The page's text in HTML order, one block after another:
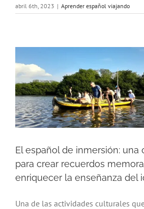
abril 6th, 2023 | Aprender español viajando
El español de inmersión: una
para crear recuerdos
enriquecer la enseñanza del
Una de las actividades culturales